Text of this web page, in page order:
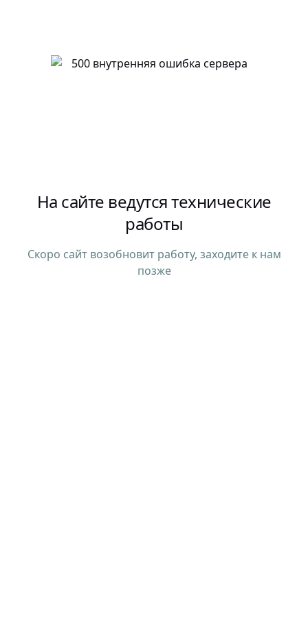
На сайте ведутся технические
работы
Скоро сайт возобновит работу, заходите к нам
позже